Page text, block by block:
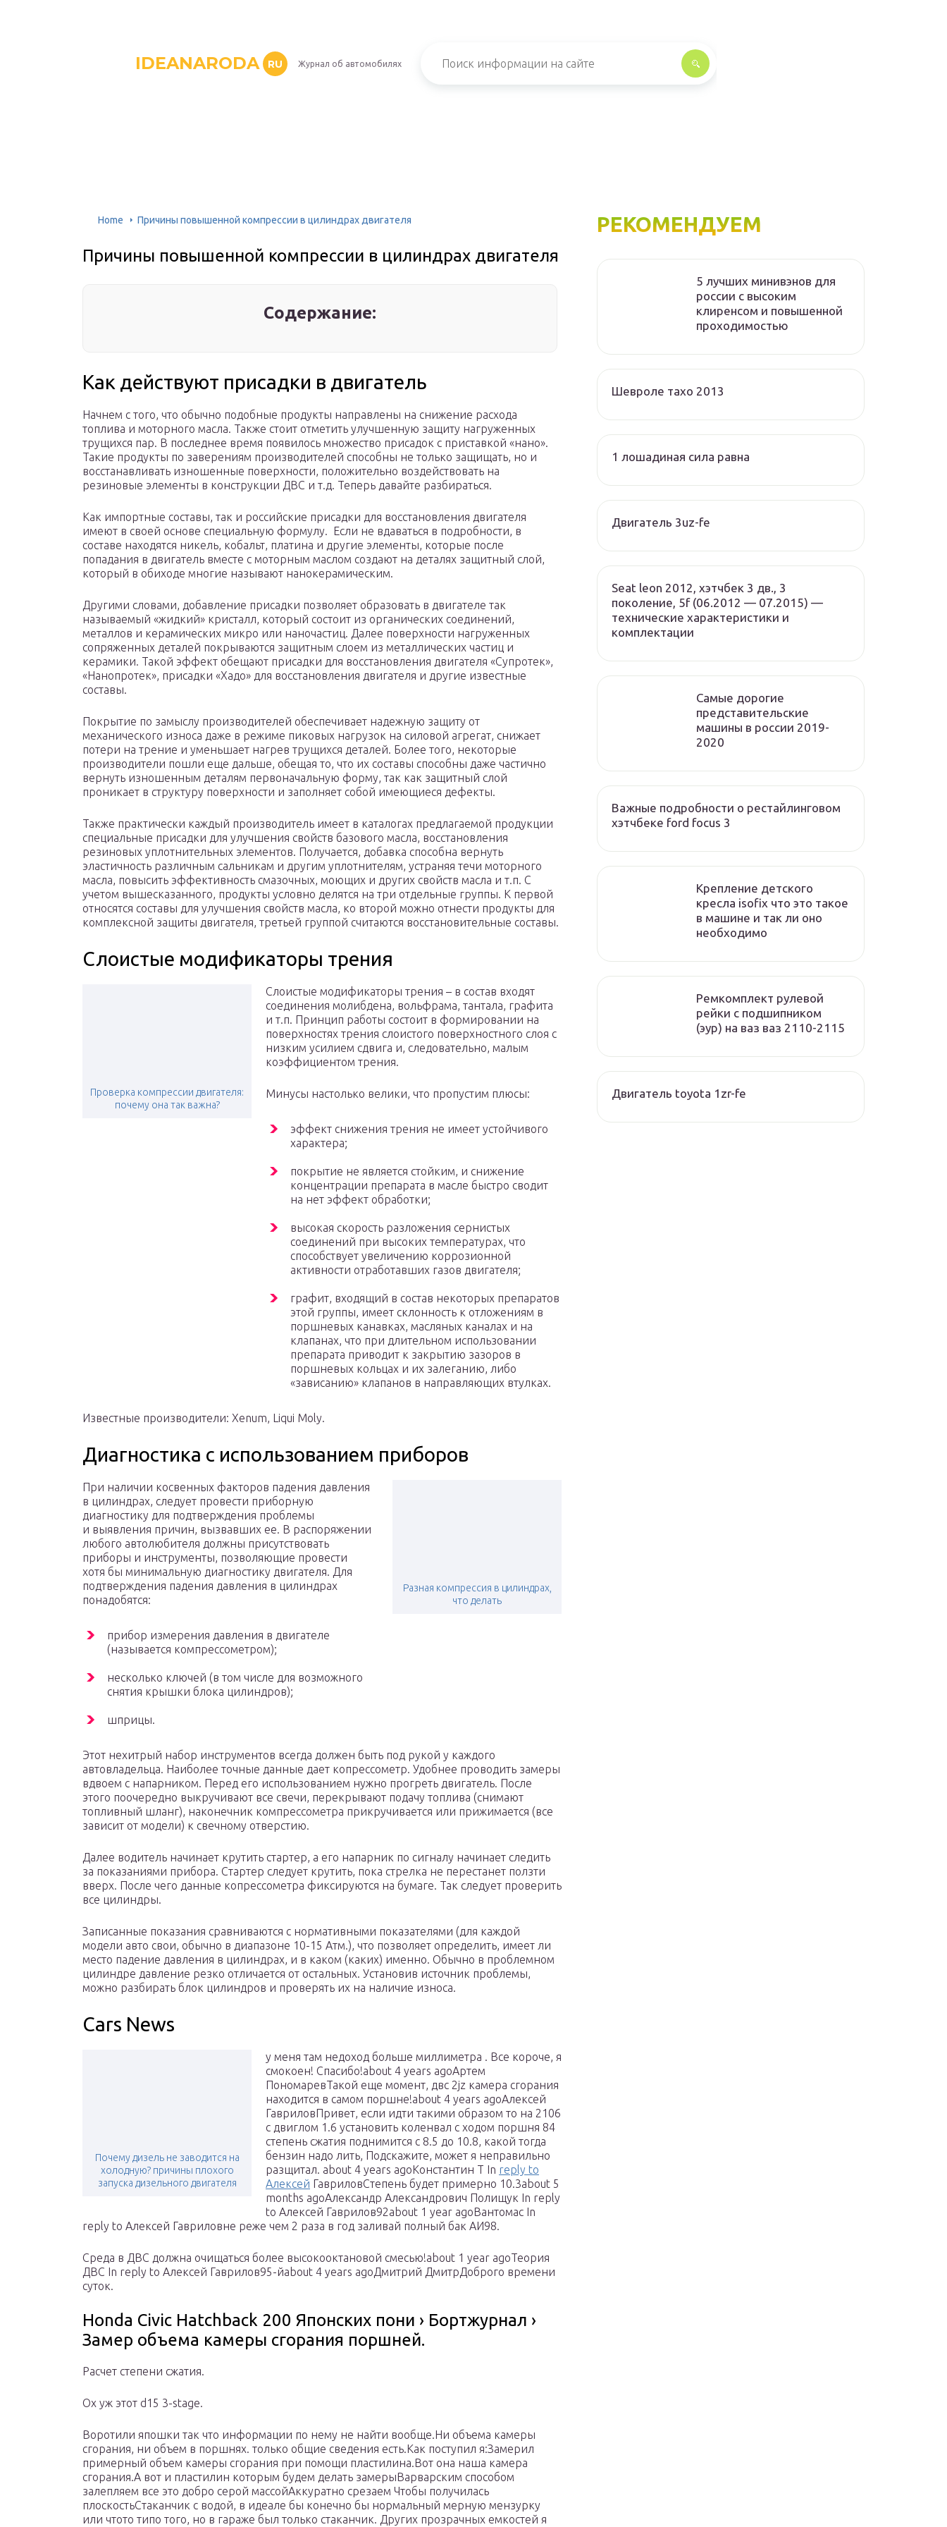
IDEANARODA RU Журнал об автомобилях
Home Причины повышенной компрессии в цилиндрах двигателя
Причины повышенной компрессии в цилиндрах двигателя
Содержание:
Как действуют присадки в двигатель
Начнем с того, что обычно подобные продукты направлены на снижение расхода
топлива и моторного масла. Также стоит отметить улучшенную защиту нагруженных
трущихся пар. В последнее время появилось множество присадок с приставкой «нано».
Такие продукты по заверениям производителей способны не только защищать, но и
восстанавливать изношенные поверхности, положительно воздействовать на
резиновые элементы в конструкции ДВС и т.д. Теперь давайте разбираться.
Как импортные составы, так и российские присадки для восстановления двигателя
имеют в своей основе специальную формулу. Если не вдаваться в подробности, в
составе находятся никель, кобальт, платина и другие элементы, которые после
попадания в двигатель вместе с моторным маслом создают на деталях защитный слой,
который в обиходе многие называют нанокерамическим.
Другими словами, добавление присадки позволяет образовать в двигателе так
называемый «жидкий» кристалл, который состоит из органических соединений,
металлов и керамических микро или наночастиц. Далее поверхности нагруженных
сопряженных деталей покрываются защитным слоем из металлических частиц и
керамики. Такой эффект обещают присадки для восстановления двигателя «Супротек»,
«Нанопротек», присадки «Хадо» для восстановления двигателя и другие известные
составы.
Покрытие по замыслу производителей обеспечивает надежную защиту от
механического износа даже в режиме пиковых нагрузок на силовой агрегат, снижает
потери на трение и уменьшает нагрев трущихся деталей. Более того, некоторые
производители пошли еще дальше, обещая то, что их составы способны даже частично
вернуть изношенным деталям первоначальную форму, так как защитный слой
проникает в структуру поверхности и заполняет собой имеющиеся дефекты.
Также практически каждый производитель имеет в каталогах предлагаемой продукции
специальные присадки для улучшения свойств базового масла, восстановления
резиновых уплотнительных элементов. Получается, добавка способна вернуть
эластичность различным сальникам и другим уплотнителям, устраняя течи моторного
масла, повысить эффективность смазочных, моющих и других свойств масла и т.п. С
учетом вышесказанного, продукты условно делятся на три отдельные группы. К первой
относятся составы для улучшения свойств масла, ко второй можно отнести продукты для
комплексной защиты двигателя, третьей группой считаются восстановительные составы.
Слоистые модификаторы трения
Проверка компрессии двигателя:
почему она так важна?
Слоистые модификаторы трения – в состав входят
соединения молибдена, вольфрама, тантала, графита
и т.п. Принцип работы состоит в формировании на
поверхностях трения слоистого поверхностного слоя с
низким усилием сдвига и, следовательно, малым
коэффициентом трения.
Минусы настолько велики, что пропустим плюсы:
эффект снижения трения не имеет устойчивого
характера;
покрытие не является стойким, и снижение
концентрации препарата в масле быстро сводит
на нет эффект обработки;
высокая скорость разложения сернистых
соединений при высоких температурах, что
способствует увеличению коррозионной
активности отработавших газов двигателя;
графит, входящий в состав некоторых препаратов
этой группы, имеет склонность к отложениям в
поршневых канавках, масляных каналах и на
клапанах, что при длительном использовании
препарата приводит к закрытию зазоров в
поршневых кольцах и их залеганию, либо
«зависанию» клапанов в направляющих втулках.
Известные производители: Xenum, Liqui Moly.
Диагностика с использованием приборов
Разная компрессия в цилиндрах,
что делать
При наличии косвенных факторов падения давления
в цилиндрах, следует провести приборную
диагностику для подтверждения проблемы
и выявления причин, вызвавших ее. В распоряжении
любого автолюбителя должны присутствовать
приборы и инструменты, позволяющие провести
хотя бы минимальную диагностику двигателя. Для
подтверждения падения давления в цилиндрах
понадобятся:
прибор измерения давления в двигателе
(называется компрессометром);
несколько ключей (в том числе для возможного
снятия крышки блока цилиндров);
шприцы.
Этот нехитрый набор инструментов всегда должен быть под рукой у каждого
автовладельца. Наиболее точные данные дает копрессометр. Удобнее проводить замеры
вдвоем с напарником. Перед его использованием нужно прогреть двигатель. После
этого поочередно выкручивают все свечи, перекрывают подачу топлива (снимают
топливный шланг), наконечник компрессометра прикручивается или прижимается (все
зависит от модели) к свечному отверстию.
Далее водитель начинает крутить стартер, а его напарник по сигналу начинает следить
за показаниями прибора. Стартер следует крутить, пока стрелка не перестанет ползти
вверх. После чего данные копрессометра фиксируются на бумаге. Так следует проверить
все цилиндры.
Записанные показания сравниваются с нормативными показателями (для каждой
модели авто свои, обычно в диапазоне 10-15 Атм.), что позволяет определить, имеет ли
место падение давления в цилиндрах, и в каком (каких) именно. Обычно в проблемном
цилиндре давление резко отличается от остальных. Установив источник проблемы,
можно разбирать блок цилиндров и проверять их на наличие износа.
Cars News
Почему дизель не заводится на
холодную? причины плохого
запуска дизельного двигателя
у меня там недоход больше миллиметра . Все короче, я
смокоен! Спасибо!about 4 years agoАртем
ПономаревТакой еще момент, двс 2jz камера сгорания
находится в самом поршне!about 4 years agoАлексей
ГавриловПривет, если идти такими образом то на 2106
с двиглом 1.6 установить коленвал с ходом поршня 84
степень сжатия поднимится с 8.5 до 10.8, какой тогда
бензин надо лить, Подскажите, может я неправильно
разщитал. about 4 years agoКонстантин Т In reply to
Алексей ГавриловСтепень будет примерно 10.3about 5
months agoАлександр Александрович Полищук In reply
to Алексей Гаврилов92about 1 year agoВантомас In
reply to Алексей Гавриловне реже чем 2 раза в год заливай полный бак АИ98.
Среда в ДВС должна очищаться более высокооктановой смесью!about 1 year agoТеория
ДВС In reply to Алексей Гаврилов95-йabout 4 years agoДмитрий ДмитрДоброго времени
суток.
Honda Civic Hatchback 200 Японских пони › Бортжурнал ›
Замер объема камеры сгорания поршней.
Расчет степени сжатия.
Ох уж этот d15 3-stage.
Воротили япошки так что информации по нему не найти вообще.Ни объема камеры
сгорания, ни объем в поршнях. только общие сведения есть.Как поступил я:Замерил
примерный объем камеры сгорания при помощи пластилина.Вот она наша камера
сгорания.А вот и пластилин которым будем делать замерыВарварским способом
залепляем все это добро серой массойАккуратно срезаем Чтобы получилась
плоскостьСтаканчик с водой, в идеале бы конечно бы нормальный мерную мензурку
или чтото типо того, но в гараже был только стаканчик. Других прозрачных емкостей я
РЕКОМЕНДУЕМ
5 лучших минивэнов для
россии с высоким
клиренсом и повышенной
проходимостью
Шевроле тахо 2013
1 лошадиная сила равна
Двигатель 3uz-fe
Seat leon 2012, хэтчбек 3 дв., 3
поколение, 5f (06.2012 — 07.2015) —
технические характеристики и
комплектации
Cамые дорогие
представительские
машины в россии 2019-
2020
Важные подробности о рестайлинговом
хэтчбеке ford focus 3
Крепление детского
кресла isofix что это такое
в машине и так ли оно
необходимо
Ремкомплект рулевой
рейки с подшипником
(эур) на ваз ваз 2110-2115
Двигатель toyota 1zr-fe